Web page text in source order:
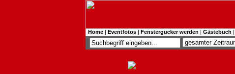
Home | Eventfotos | Fenstergucker werden | Gästebuch |